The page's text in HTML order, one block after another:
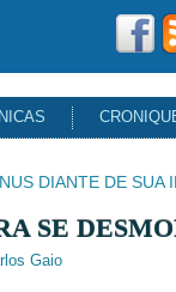
DIANTE DE SUA
SE
Gaio